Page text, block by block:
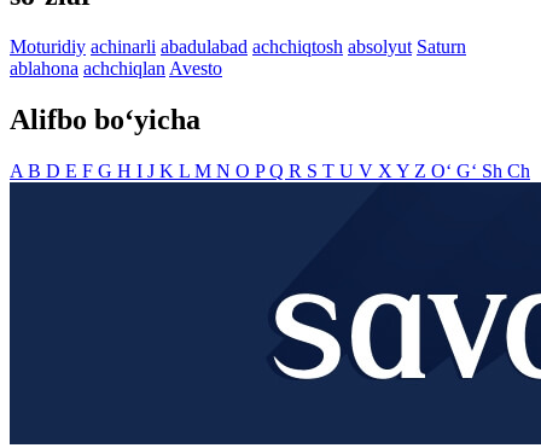
Moturidiy achinarli abadulabad achchiqtosh absolyut Saturn
ablahona achchiqlan Avesto
Alifbo bo‘yicha
A B D E F G H I J K L M N O PQ R S T U V X Y Z O‘ G‘ Sh Ch